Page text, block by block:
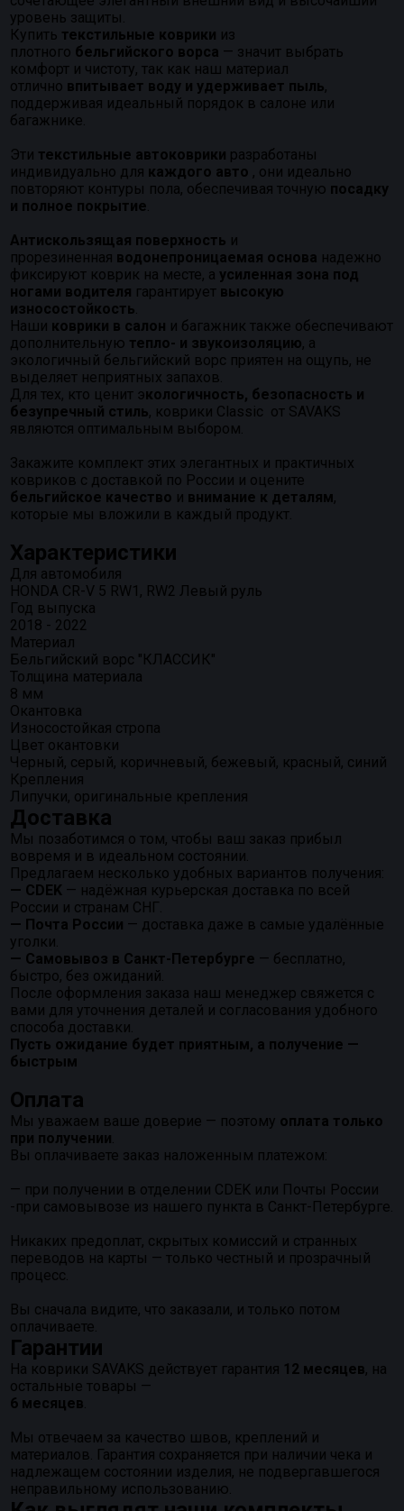
уровень защиты.
Купить текстильные коврики из
плотного бельгийского ворса — значит выбрать
комфорт и чистоту, так как наш материал
отлично впитывает воду и удерживает пыль,
поддерживая идеальный порядок в салоне или
багажнике.
Эти текстильные автоковрики разработаны
индивидуально для каждого авто , они идеально
повторяют контуры пола, обеспечивая точную посадку
и полное покрытие.
Антискользящая поверхность и
прорезиненная водонепроницаемая основа надежно
фиксируют коврик на месте, а усиленная зона под
ногами водителя гарантирует высокую
износостойкость.
Наши коврики в салон и багажник также обеспечивают
дополнительную тепло- и звукоизоляцию, а
экологичный бельгийский ворс приятен на ощупь, не
выделяет неприятных запахов.
Для тех, кто ценит экологичность, безопасность и
безупречный стиль, коврики Classic от SAVAKS
являются оптимальным выбором.
Закажите комплект этих элегантных и практичных
ковриков с доставкой по России и оцените
бельгийское качество и внимание к деталям,
которые мы вложили в каждый продукт.
Характеристики
Для автомобиля
HONDA CR-V 5 RW1, RW2 Левый руль
Год выпуска
2018 - 2022
Материал
Бельгийский ворс "КЛАССИК"
Толщина материала
8 мм
Окантовка
Износостойкая стропа
Цвет окантовки
Черный, серый, коричневый, бежевый, красный, синий
Крепления
Липучки, оригинальные крепления
Доставка
Мы позаботимся о том, чтобы ваш заказ прибыл
вовремя и в идеальном состоянии.
Предлагаем несколько удобных вариантов получения:
— CDEK — надёжная курьерская доставка по всей
России и странам СНГ.
— Почта России — доставка даже в самые удалённые
уголки.
— Самовывоз в Санкт-Петербурге — бесплатно,
быстро, без ожиданий.
После оформления заказа наш менеджер свяжется с
вами для уточнения деталей и согласования удобного
способа доставки.
Пусть ожидание будет приятным, а получение —
быстрым
Оплата
Мы уважаем ваше доверие — поэтому оплата только
при получении.
Вы оплачиваете заказ наложенным платежом:
— при получении в отделении CDEK или Почты России
-при самовывозе из нашего пункта в Санкт-Петербурге.
Никаких предоплат, скрытых комиссий и странных
переводов на карты — только честный и прозрачный
процесс.
Вы сначала видите, что заказали, и только потом
оплачиваете.
Гарантии
На коврики SAVAKS действует гарантия 12 месяцев, на
остальные товары —
6 месяцев.
Мы отвечаем за качество швов, креплений и
материалов. Гарантия сохраняется при наличии чека и
надлежащем состоянии изделия, не подвергавшегося
неправильному использованию.